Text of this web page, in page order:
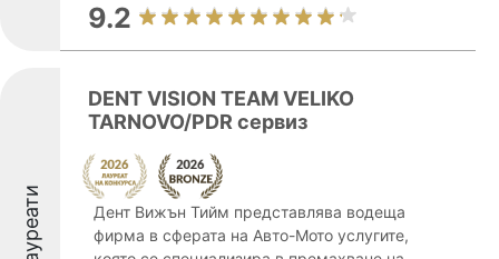
9.2
Лауреати
DENT VISION TEAM VELIKO
TARNOVO/PDR сервиз
Дент Вижън Тийм представлява водеща
фирма в сферата на Авто-Мото услугите,